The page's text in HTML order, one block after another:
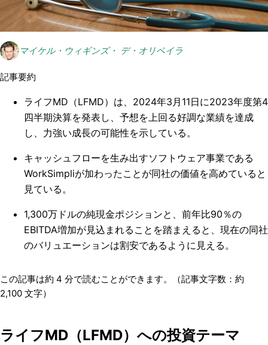
マイケル・ウィギンズ・ デ・オリベイラ
記事要約
ライフMD（LFMD）は、2024年3月11日に2023年度第4
四半期決算を発表し、予想を上回る好調な業績を達成
し、力強い成長の可能性を示している。
キャッシュフローを生み出すソフトウェア事業である
WorkSimpliが加わったことが同社の価値を高めていると
見ている。
1,300万ドルの純現金ポジションと、前年比90％の
EBITDA増加が見込まれることを踏まえると、現在の同社
のバリュエーションは割安であるように見える。
この記事は約 4 分で読むことができます。（記事文字数：約
2,100 文字）
ライフMD（LFMD）への投資テーマ